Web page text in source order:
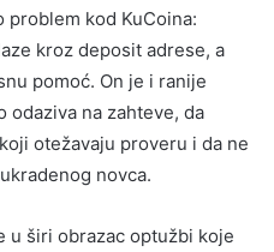
problem kod KuCoina:
kroz deposit adrese, a
pomoć. On je i ranije
odaziva na zahteve, da
otežavaju proveru i da ne
novca.
u širi obrazac optužbi koje